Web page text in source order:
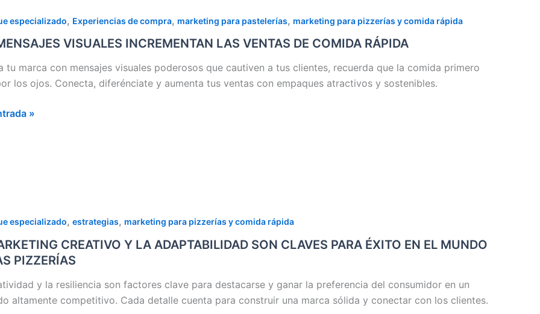
especializado, Experiencias de compra, marketing para pastelerías, marketing para pizzerías y comida rápida
VISUALES INCREMENTAN LAS VENTAS DE COMIDA RÁPIDA
tu marca con mensajes visuales poderosos que cautiven a tus clientes, recuerda que la comida primero
los ojos. Conecta, diferénciate y aumenta tus ventas con empaques atractivos y sostenibles.
»
especializado, estrategias, marketing para pizzerías y comida rápida
CREATIVO Y LA ADAPTABILIDAD SON CLAVES PARA ÉXITO EN EL MUNDO
PIZZERÍAS
y la resiliencia son factores clave para destacarse y ganar la preferencia del consumidor en un
altamente competitivo. Cada detalle cuenta para construir una marca sólida y conectar con los clientes.